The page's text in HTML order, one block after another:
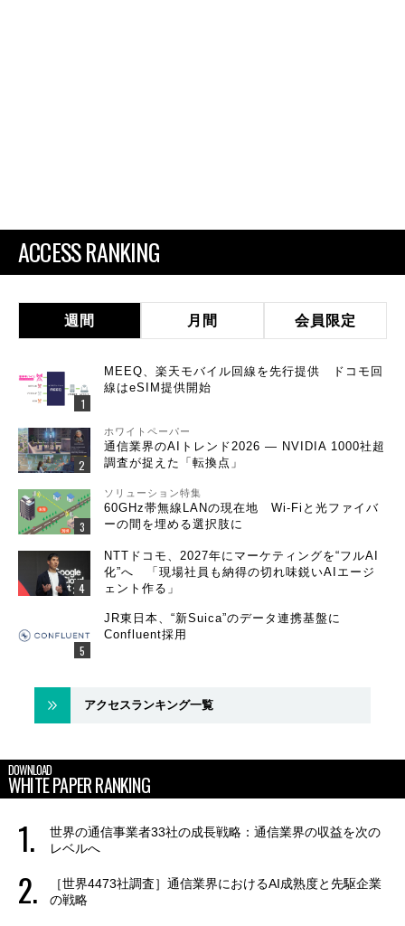
ACCESS RANKING
週間 月間 会員限定
MEEQ、楽天モバイル回線を先行提供 ドコモ回
線はeSIM提供開始
ホワイトペーパー
通信業界のAIトレンド2026 ― NVIDIA 1000社超
調査が捉えた「転換点」
ソリューション特集
60GHz帯無線LANの現在地 Wi-Fiと光ファイバ
ーの間を埋める選択肢に
NTTドコモ、2027年にマーケティングを“フルAI
化”へ 「現場社員も納得の切れ味鋭いAIエージ
ェント作る」
JR東日本、“新Suica”のデータ連携基盤に
Confluent採用
アクセスランキング一覧
DOWNLOAD
WHITE PAPER RANKING
世界の通信事業者33社の成長戦略：通信業界の収益を次の
レベルへ
［世界4473社調査］通信業界におけるAI成熟度と先駆企業
の戦略